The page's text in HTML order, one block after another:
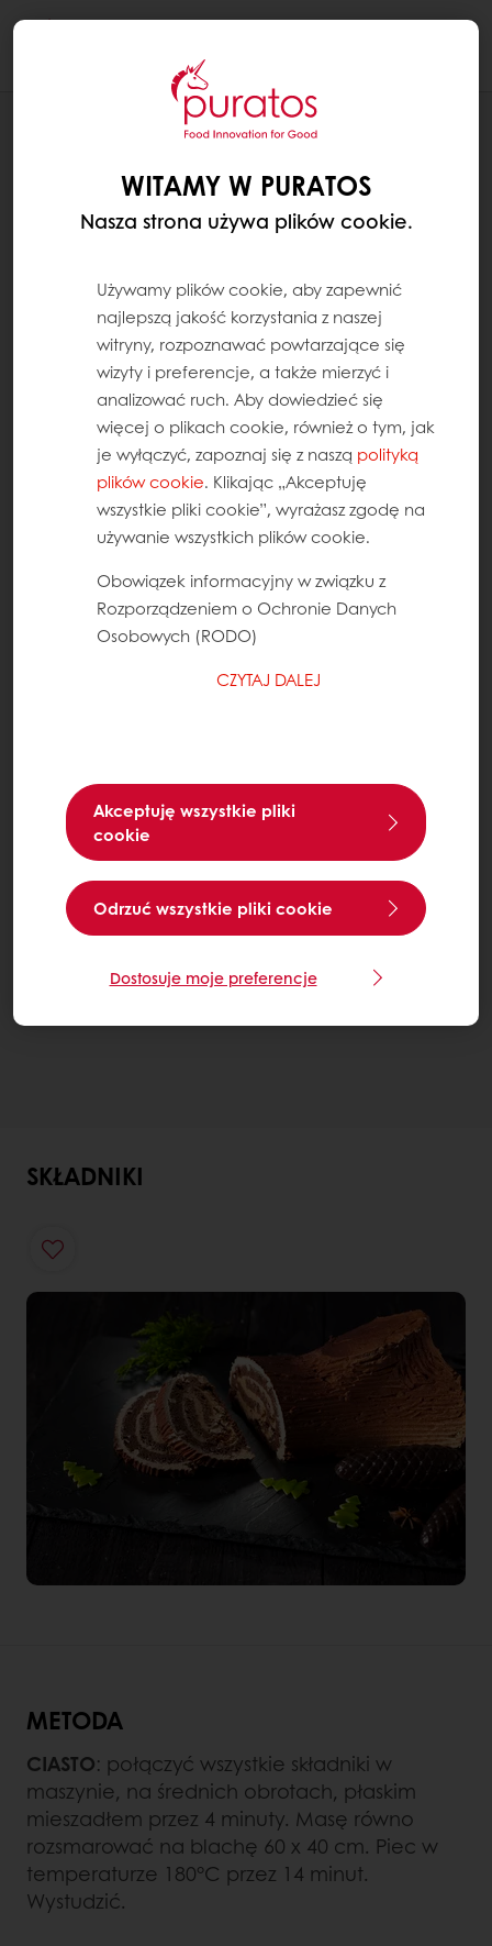
SKŁADNIKI
METODA
CIASTO: połączyć wszystkie składniki w
maszynie, na średnich obrotach, płaskim
mieszadłem przez 4 minuty. Masę równo
rozsmarować na blachę 60 x 40 cm. Piec w
temperaturze 180°C przez 14 minut.
Wystudzić.
WITAMY W PURATOS
Nasza strona używa plików cookie.
Używamy plików cookie, aby zapewnić
najlepszą jakość korzystania z naszej
witryny, rozpoznawać powtarzające się
wizyty i preferencje, a także mierzyć i
analizować ruch. Aby dowiedzieć się
więcej o plikach cookie, również o tym, jak
je wyłączyć, zapoznaj się z naszą polityką
plików cookie. Klikając „Akceptuję
wszystkie pliki cookie”, wyrażasz zgodę na
używanie wszystkich plików cookie.
Obowiązek informacyjny w związku z
Rozporządzeniem o Ochronie Danych
Osobowych (RODO)
CZYTAJ DALEJ
Akceptuję wszystkie pliki
cookie
Odrzuć wszystkie pliki cookie
Dostosuje moje preferencje